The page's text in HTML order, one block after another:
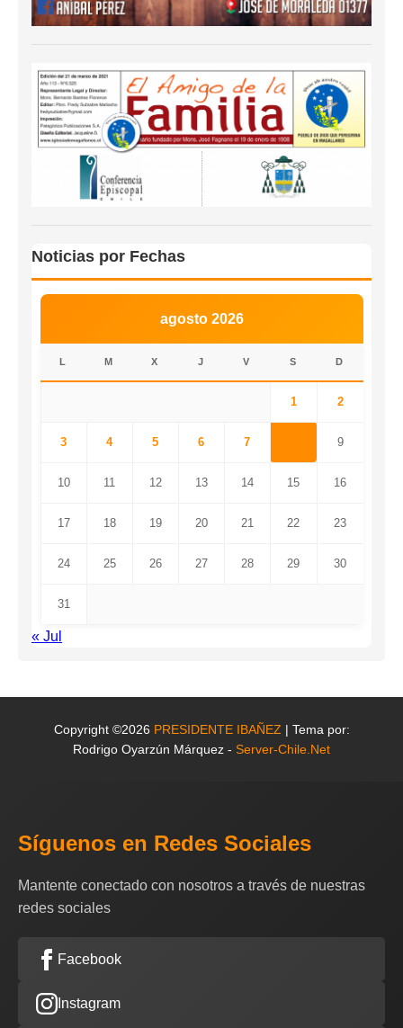
Noticias por Fechas
agosto 2026
L M X J V S D
1 2
3 4 5 6 7 9
10 11 12 13 14 15 16
17 18 19 20 21 22 23
24 25 26 27 28 29 30
31
« Jul
Copyright ©2026 PRESIDENTE IBAÑEZ | Tema por:
Rodrigo Oyarzún Márquez - Server-Chile.Net
Síguenos en Redes Sociales
Mantente conectado con nosotros a través de nuestras
redes sociales
Facebook
Instagram